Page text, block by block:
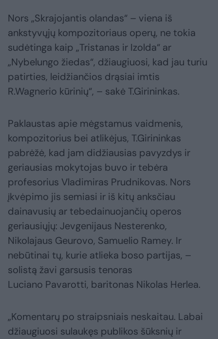
Nors „Skrajojantis olandas“ – viena iš
ankstyvųjų kompozitoriaus operų, ne tokia
sudėtinga kaip „Tristanas ir Izolda“ ar
„Nybelungo žiedas“, džiaugiuosi, kad jau turiu
patirties, leidžiančios drąsiai imtis
R.Wagnerio kūrinių“, – sakė T.Girininkas.
Paklaustas apie mėgstamus vaidmenis,
kompozitorius bei atlikėjus, T.Girininkas
pabrėžė, kad jam didžiausias pavyzdys ir
geriausias mokytojas buvo ir tebėra
profesorius Vladimiras Prudnikovas. Nors
įkvėpimo jis semiasi ir iš kitų anksčiau
dainavusių ar tebedainuojančių operos
geriausiųjų: Jevgenijaus Nesterenko,
Nikolajaus Geurovo, Samuelio Ramey. Ir
nebūtinai tų, kurie atlieka boso partijas, –
solistą žavi garsusis tenoras
Luciano Pavarotti, baritonas Nikolas Herlea.
„Komentarų po straipsniais neskaitau. Labai
džiaugiuosi sulaukęs publikos šūksnių ir